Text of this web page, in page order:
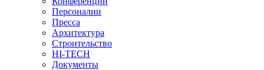
Персоналии
Пресса
Архитектура
Строительство
HI-TECH
Документы